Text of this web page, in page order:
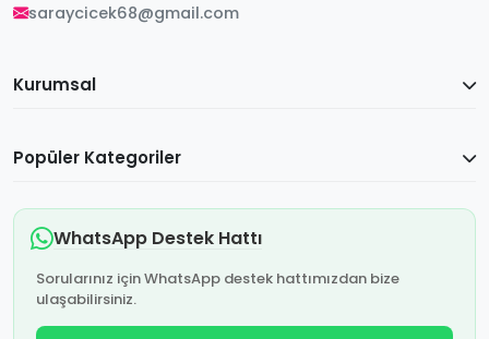
saraycicek68@gmail.com
Kurumsal
Popüler Kategoriler
WhatsApp Destek Hattı
Sorularınız için WhatsApp destek hattımızdan bize
ulaşabilirsiniz.